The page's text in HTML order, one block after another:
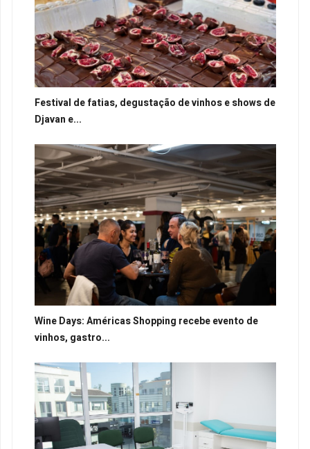
Festival de fatias, degustação de vinhos e shows de
Djavan e...
Wine Days: Américas Shopping recebe evento de
vinhos, gastro...